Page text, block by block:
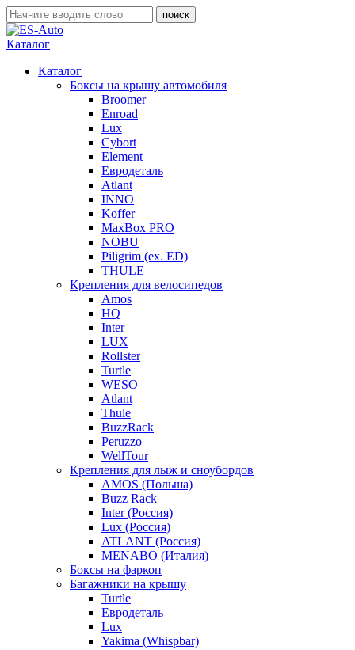
Каталог
Каталог
Боксы на крышу автомобиля
Broomer
Enroad
Lux
Cybort
Element
Евродеталь
Atlant
INNO
Koffer
MaxBox PRO
NOBU
Piligrim (ex. ED)
THULE
Крепления для велосипедов
Amos
HQ
Inter
LUX
Rollster
Turtle
WESO
Atlant
Thule
BuzzRack
Peruzzo
WellTour
Крепления для лыж и сноубордов
AMOS (Польша)
Buzz Rack
Inter (Россия)
Lux (Россия)
ATLANT (Россия)
MENABO (Италия)
Боксы на фаркоп
Багажники на крышу
Turtle
Евродеталь
Lux
Yakima (Whispbar)